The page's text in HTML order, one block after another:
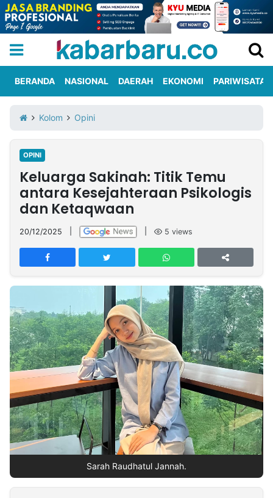
Iklan
Berita
Kami
Nasional
International
Olahraga
Entertainment
Daerah
Pariwisata
Kuliner
Kolom
Network
PT
TREETAN
INDONESIA
Partner
Insight
NTB
Suara
Time
Lens
IDN
Daily
Jogja
Jalan
Rakyat
Idealita
News
Kita
Notice
Radar
Baru
Seedbacklink
Follow
Kabarbaru
BERANDA NASIONAL DAERAH EKONOMI PARIWISATA
Kolom Opini
OPINI
Keluarga Sakinah: Titik Temu
antara Kesejahteraan Psikologis
dan Ketaqwaan
20/12/2025 5 views
Sarah Raudhatul Jannah.